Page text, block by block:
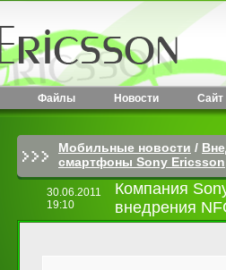
Файлы Новости Сайт
Мобильные новости /
смартфоны Sony Ericsson
30.06.2011
19:10
Компания
внедрения